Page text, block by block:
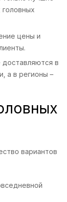
головных
цены и
доставляются в
а в регионы –
вариантов